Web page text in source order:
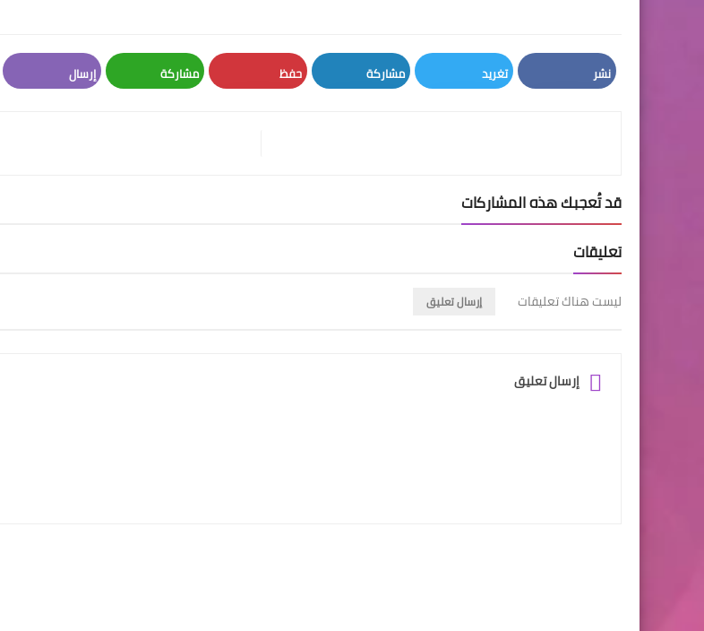
نشر تغريد مشاركة حفظ مشاركة إرسال
قد تُعجبك هذه المشاركات
تعليقات
ليست هناك تعليقات إرسال تعليق
إرسال تعليق